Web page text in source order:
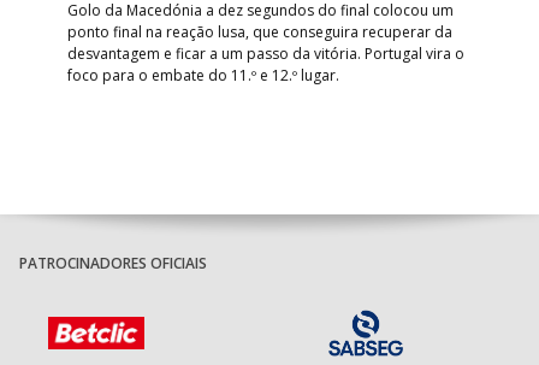
Golo da Macedónia a dez segundos do final colocou um
ponto final na reação lusa, que conseguira recuperar da
desvantagem e ficar a um passo da vitória. Portugal vira o
foco para o embate do 11.º e 12.º lugar.
PATROCINADORES OFICIAIS